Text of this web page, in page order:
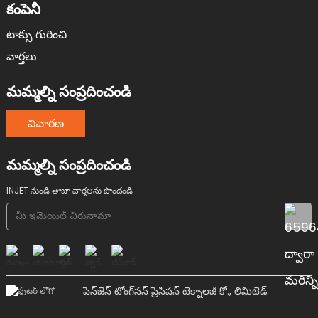
కంపెనీ
టాక్సు గురించి
వార్తలు
మమ్మల్ని సంప్రదించండి
విచారణ
మమ్మల్ని సంప్రదించండి
INJET నుండి తాజా వార్తలను పొందండి
షెన్‌జెన్ టోంగ్‌సన్ ప్రెసిషన్ టెక్నాలజీ కో., లిమిటెడ్.